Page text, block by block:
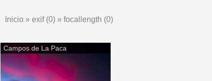
Inicio » exif (0) » focallength (0)
Campos de La Paca